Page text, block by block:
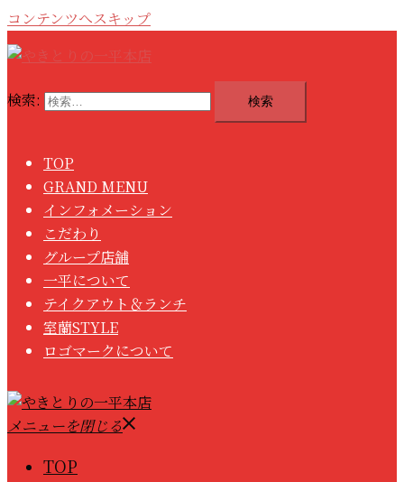
コンテンツへスキップ
検索:
TOP
GRAND MENU
インフォメーション
こだわり
グループ店舗
一平について
テイクアウト＆ランチ
室蘭STYLE
ロゴマークについて
メニューを閉じる
TOP